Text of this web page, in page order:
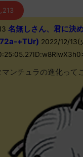
213
名無しさん、君に決
+TUr) 2022/12/13(
マンチュラの進化って